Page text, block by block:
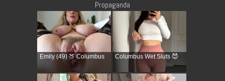
Propaganda
Emily (49) 🍑 Columbus Columbus Wet Sluts 😈